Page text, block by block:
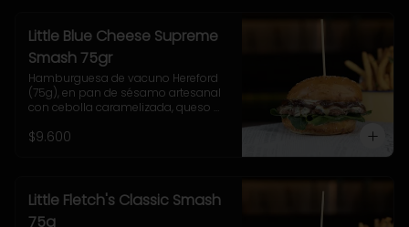
Little Blue Cheese Supreme
Smash 75gr
Hamburguesa de vacuno Hereford
(75g), en pan de sésamo artesanal
con cebolla caramelizada, queso
casera de queso azul. Incluye papas
$9.600
Little Fletch's Classic Smash
75g